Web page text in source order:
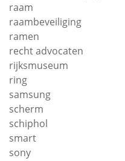
raam
raambeveiliging
ramen
recht advocaten
rijksmuseum
ring
samsung
scherm
schiphol
smart
sony